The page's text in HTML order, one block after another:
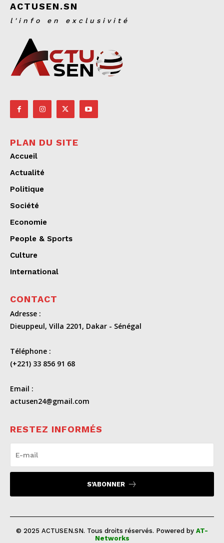
ACTUSEN.SN
l'info en exclusivité
PLAN DU SITE
Accueil
Actualité
Politique
Société
Economie
People & Sports
Culture
International
CONTACT
Adresse :
Dieuppeul, Villa 2201, Dakar - Sénégal
Téléphone :
(+221) 33 856 91 68
Email :
actusen24@gmail.com
RESTEZ INFORMÉS
S'ABONNER
© 2025 ACTUSEN.SN. Tous droits réservés. Powered by AT-
Networks